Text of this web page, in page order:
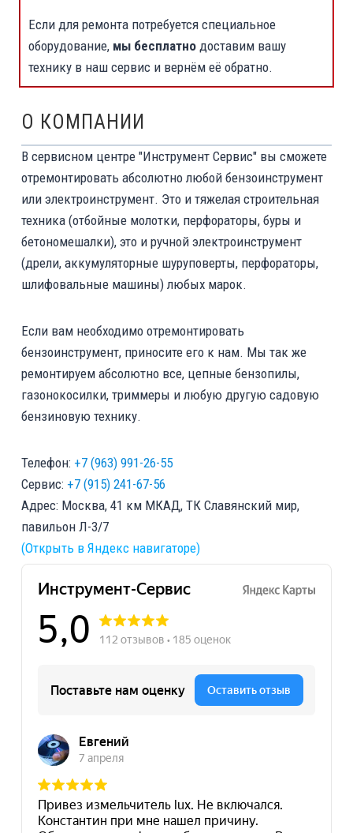
Если для ремонта потребуется специальное
оборудование, мы бесплатно доставим вашу
технику в наш сервис и вернём её обратно.
О КОМПАНИИ
В сервисном центре "Инструмент Сервис" вы сможете
отремонтировать абсолютно любой бензоинструмент
или электроинструмент. Это и тяжелая строительная
техника (отбойные молотки, перфораторы, буры и
бетономешалки), это и ручной электроинструмент
(дрели, аккумуляторные шуруповерты, перфораторы,
шлифовальные машины) любых марок.
Если вам необходимо отремонтировать
бензоинструмент, приносите его к нам. Мы так же
ремонтируем абсолютно все, цепные бензопилы,
газонокосилки, триммеры и любую другую садовую
бензиновую технику.
Телефон: +7 (963) 991-26-55
Сервис: +7 (915) 241-67-56
Адрес: Москва, 41 км МКАД, ТК Славянский мир,
павильон Л-3/7
(Открыть в Яндекс навигаторе)